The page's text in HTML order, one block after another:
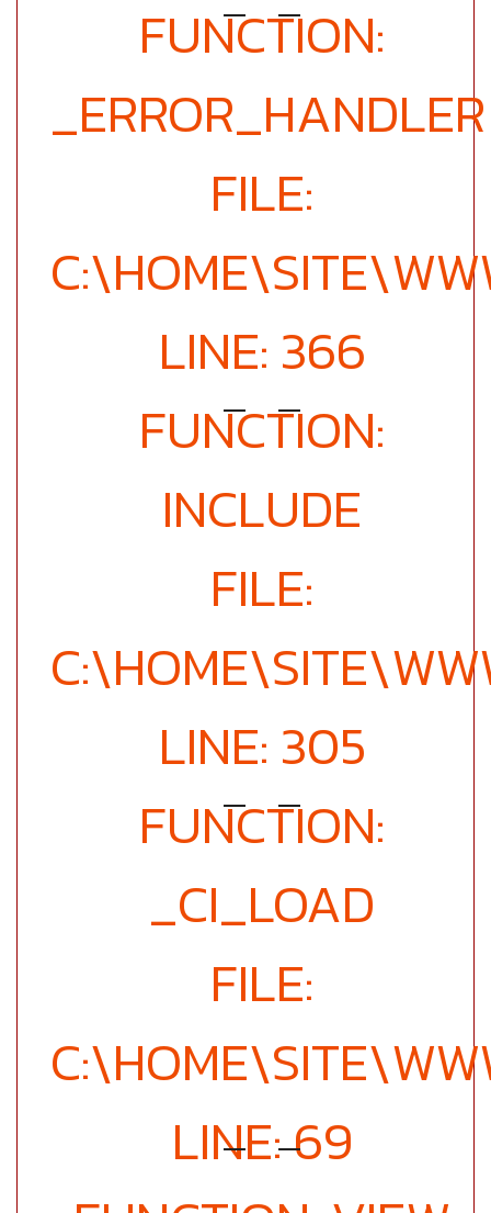
FUNCTION:
_ERROR_HANDLER
FILE:
LINE: 366
FUNCTION:
INCLUDE
FILE:
LINE: 305
FUNCTION:
_CI_LOAD
FILE:
LINE: 69